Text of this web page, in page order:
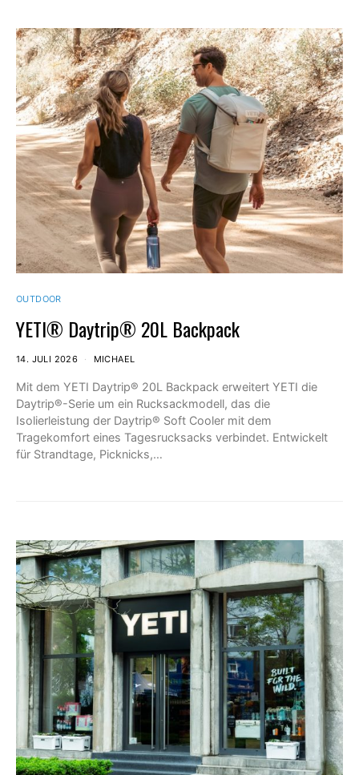
OUTDOOR
YETI® Daytrip® 20L Backpack
14. JULI 2026 MICHAEL
Mit dem YETI Daytrip® 20L Backpack erweitert YETI die
Daytrip®-Serie um ein Rucksackmodell, das die
Isolierleistung der Daytrip® Soft Cooler mit dem
Tragekomfort eines Tagesrucksacks verbindet. Entwickelt
für Strandtage, Picknicks,…